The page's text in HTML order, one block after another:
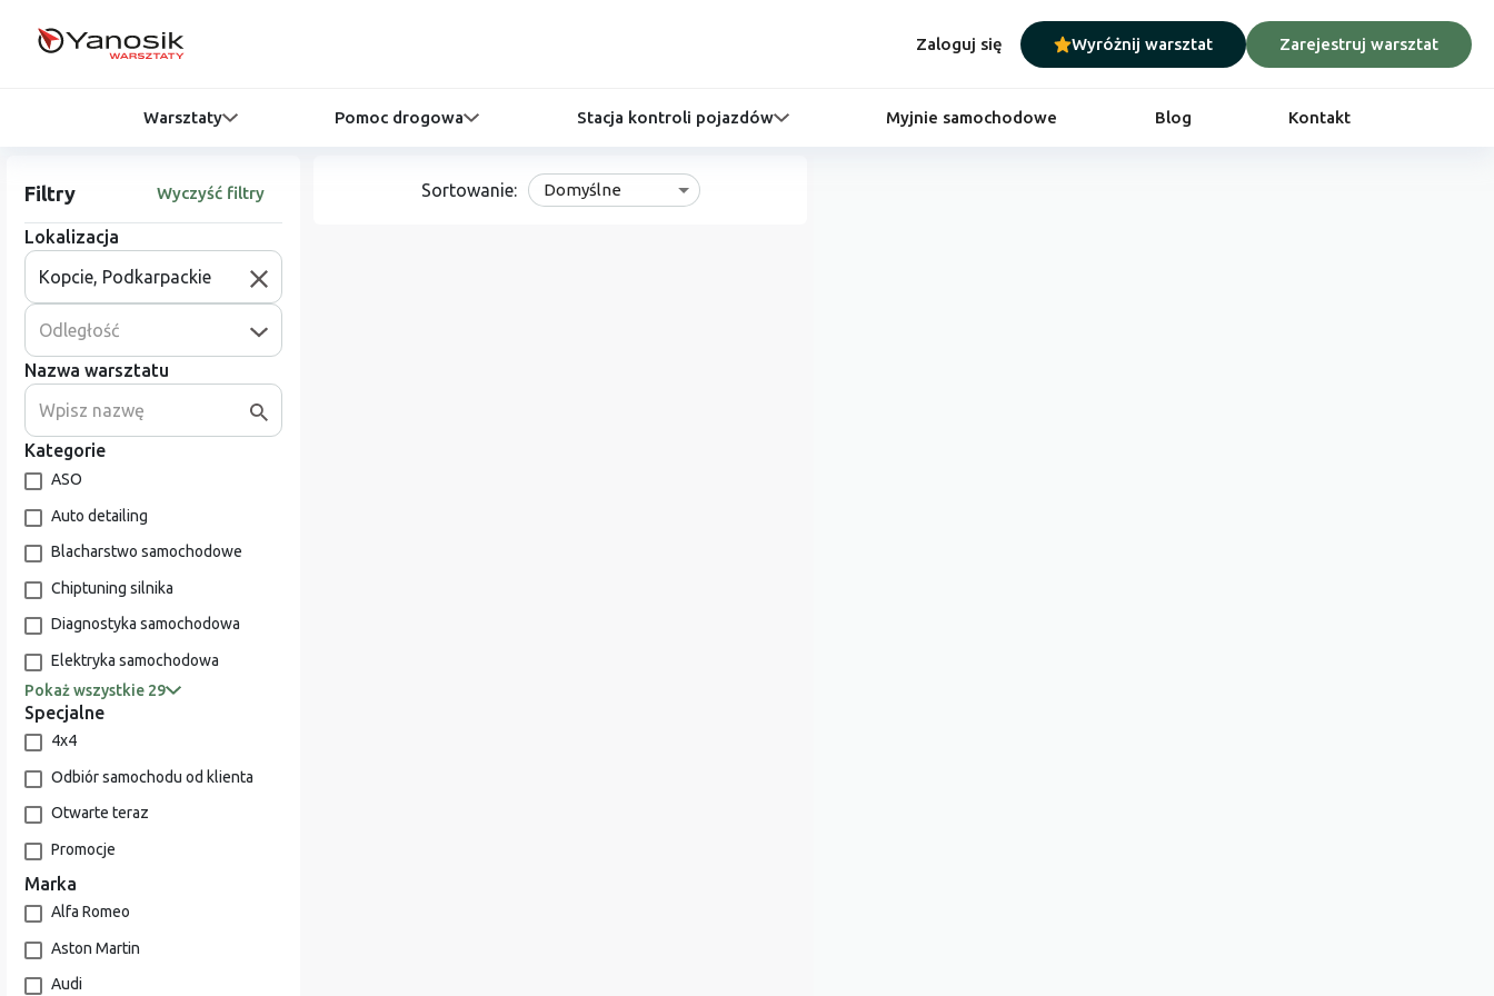
Zaloguj się Wyróżnij warsztat Zarejestruj warsztat
Warsztaty Pomoc drogowa Stacja kontroli pojazdów Myjnie samochodowe Blog Kontakt
Filtry Wyczyść filtry
Lokalizacja
Odległość
Nazwa warsztatu
Kategorie
ASO
Auto detailing
Blacharstwo samochodowe
Chiptuning silnika
Diagnostyka samochodowa
Elektryka samochodowa
Pokaż wszystkie 29
Specjalne
4x4
Odbiór samochodu od klienta
Otwarte teraz
Promocje
Marka
Alfa Romeo
Aston Martin
Audi
Sortowanie: Domyślne